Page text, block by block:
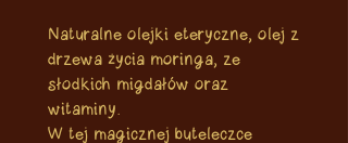
Naturalne olejki eteryczne, olej z
drzewa życia moringa, ze
słodkich migdałów oraz
witaminy.
W tej magicznej buteleczce